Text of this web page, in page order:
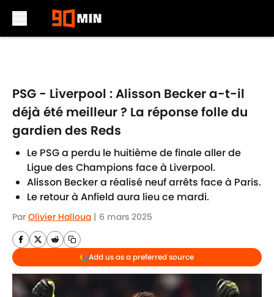
PSG - Liverpool : Alisson Becker a-t-il
déjà été meilleur ? La réponse folle du
gardien des Reds
Le PSG a perdu le huitième de finale aller de
Ligue des Champions face à Liverpool.
Alisson Becker a réalisé neuf arrêts face à Paris.
Le retour à Anfield aura lieu ce mardi.
Par Olivier Halloua | 6 mars 2025
Add us as a preferred source